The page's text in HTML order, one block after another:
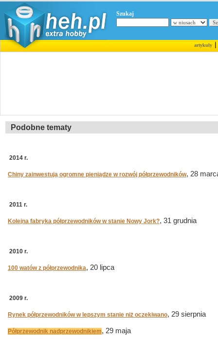
Szukaj
artykuły|
Podobne tematy
2014 r.
Chiny zainwestują ogromne pieniądze w rozwój półprzewodników, 28
2011 r.
Kolejna fabryka półprzewodników w stanie Nowy Jork?, 31 grudnia
2010 r.
100 watów z półprzewodnika, 20 lipca
2009 r.
Rynek półprzewodników w lepszym stanie niż oczekiwano, 29 sierpnia
Półprzewodnik nadprzewodnikiem, 29 maja